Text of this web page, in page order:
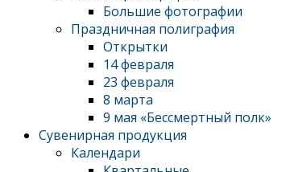
Большие фотографии
Праздничная полиграфия
Открытки
14 февраля
23 февраля
8 марта
9 мая «Бессмертный полк»
Сувенирная продукция
Календари